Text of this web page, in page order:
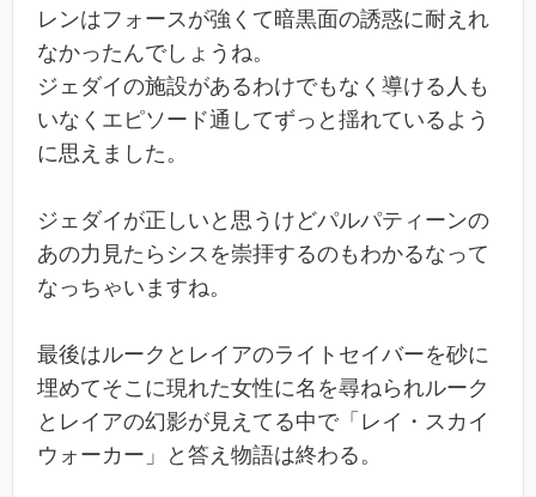
レンはフォースが強くて暗黒面の誘惑に耐えれ
なかったんでしょうね。
ジェダイの施設があるわけでもなく導ける人も
いなくエピソード通してずっと揺れているよう
に思えました。
ジェダイが正しいと思うけどパルパティーンの
あの力見たらシスを崇拝するのもわかるなって
なっちゃいますね。
最後はルークとレイアのライトセイバーを砂に
埋めてそこに現れた女性に名を尋ねられルーク
とレイアの幻影が見えてる中で「レイ・スカイ
ウォーカー」と答え物語は終わる。